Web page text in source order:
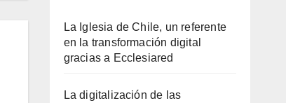
La Iglesia de Chile, un referente
en la transformación digital
gracias a Ecclesiared
La digitalización de las